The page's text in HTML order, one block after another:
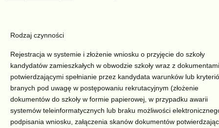
Rodzaj czynności
Rejestracja w systemie i złożenie wniosku o przyjęcie do szkoły
kandydatów zamieszkałych w obwodzie szkoły wraz z dokumentami
potwierdzającymi spełnianie przez kandydata warunków lub
branych pod uwagę w postępowaniu rekrutacyjnym (złożenie
dokumentów do szkoły w formie papierowej, w przypadku awarii
systemów teleinformatycznych lub braku możliwości
podpisania wniosku, załączenia skanów dokumentów